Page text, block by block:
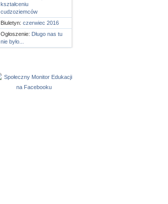
kształceniu
cudzoziemców
Biuletyn: czerwiec 2016
Ogłoszenie: Długo nas tu
nie było...